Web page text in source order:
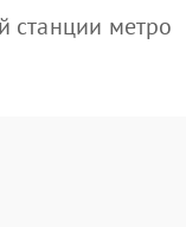
станции метро